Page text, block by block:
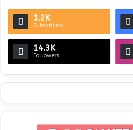
1.2K
Subscribers
14.3K
Followers